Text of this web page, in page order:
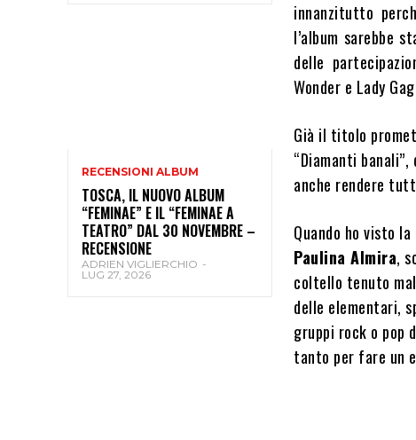
RECENSIONI ALBUM
TOSCA, IL NUOVO ALBUM
“FEMINAE” E IL “FEMINAE A
TEATRO” DAL 30 NOVEMBRE –
RECENSIONE
ADRIEN VIGLIERCHIO -
LUG 27, 2026
innanzitutto
l’album sarebbe
delle
Wonder e Lady
Già il titolo
“Diamanti
anche rendere
Quando ho visto
Paulina Almira,
coltello tenuto
delle elementari,
gruppi rock o pop
tanto per fare un